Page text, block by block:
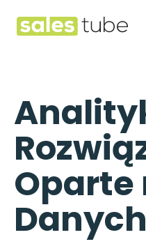
Salestube
Oparte
Danych